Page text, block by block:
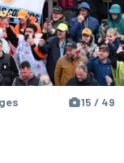
15 / 49